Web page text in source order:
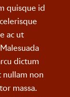
quisque id
ac ut
dictum
nullam non
massa.